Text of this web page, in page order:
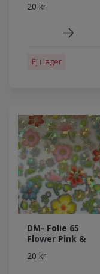
20 kr
Ej i lager
DM- Folie 65
Flower Pink &
20 kr